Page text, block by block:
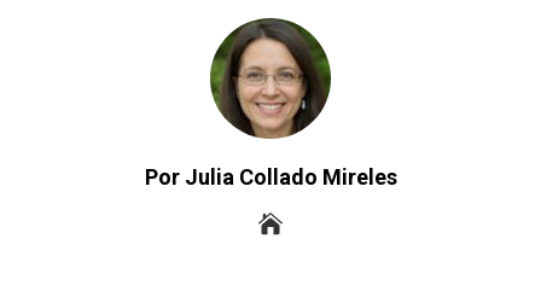
Por Julia Collado Mireles